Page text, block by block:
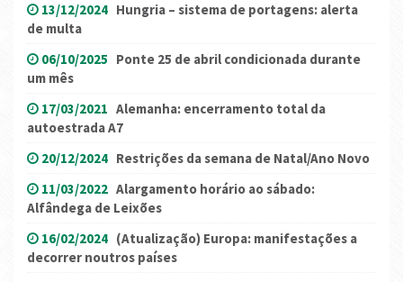
13/12/2024 Hungria – sistema de portagens: alerta
de multa
06/10/2025 Ponte 25 de abril condicionada durante
um mês
17/03/2021 Alemanha: encerramento total da
autoestrada A7
20/12/2024 Restrições da semana de Natal/Ano Novo
11/03/2022 Alargamento horário ao sábado:
Alfândega de Leixões
16/02/2024 (Atualização) Europa: manifestações a
decorrer noutros países